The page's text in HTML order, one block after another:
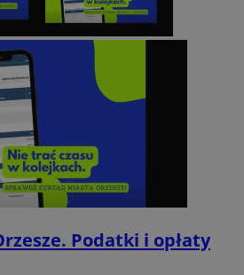
Podatki i opłaty